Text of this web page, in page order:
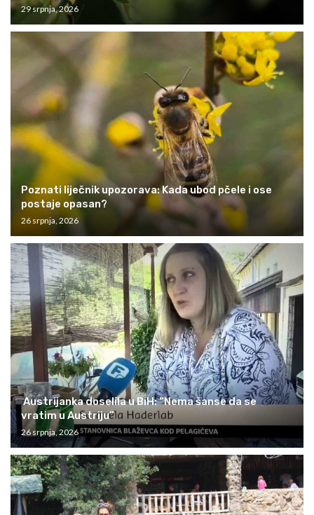
29 srpnja, 2026
Poznati liječnik upozorava: Kada ubod pčele i ose
postaje opasan?
26 srpnja, 2026
Austrijanka doselila u BiH: “Nema šanse da se
vratim u Austriju”
26 srpnja, 2026